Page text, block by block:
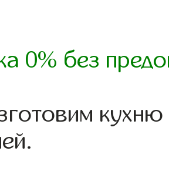
0% без